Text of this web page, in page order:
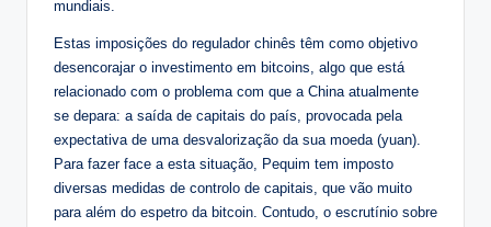
mundiais.
Estas imposições do regulador chinês têm como objetivo
desencorajar o investimento em bitcoins, algo que está
relacionado com o problema com que a China atualmente
se depara: a saída de capitais do país, provocada pela
expectativa de uma desvalorização da sua moeda (yuan).
Para fazer face a esta situação, Pequim tem imposto
diversas medidas de controlo de capitais, que vão muito
para além do espetro da bitcoin. Contudo, o escrutínio sobre